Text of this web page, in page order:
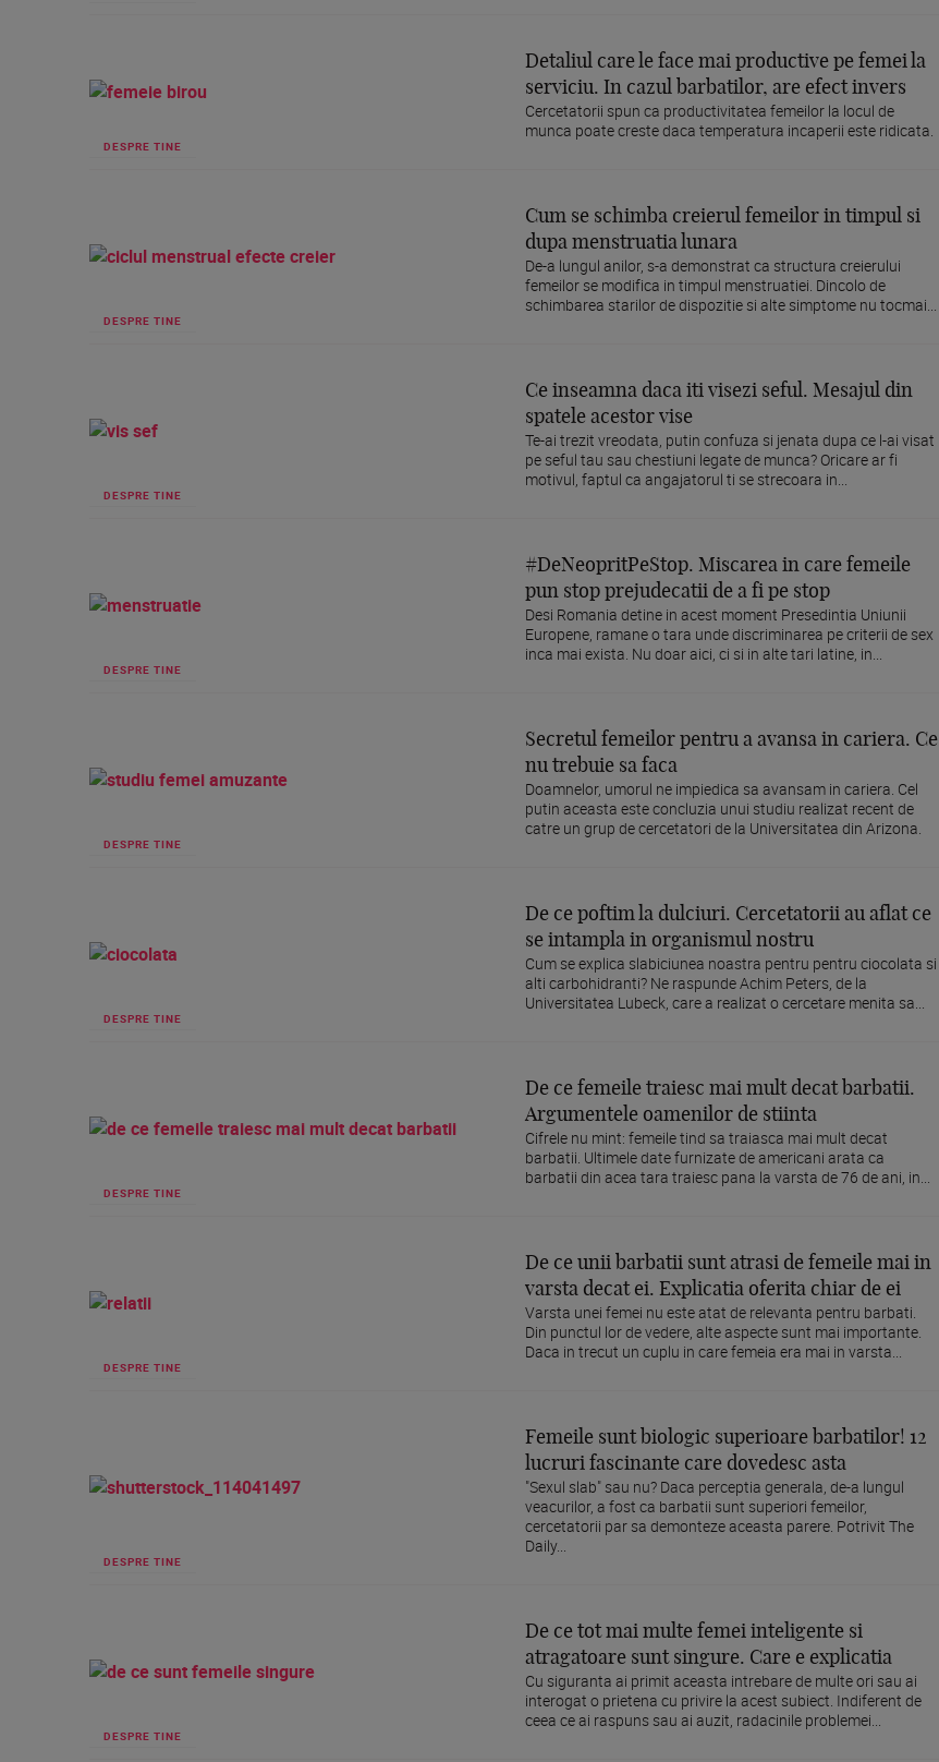
DESPRE TINE
Detaliul care le face mai productive pe femei la
serviciu. In cazul barbatilor, are efect invers
Cercetatorii spun ca productivitatea femeilor la locul de
munca poate creste daca temperatura incaperii este ridicata.
DESPRE TINE
Cum se schimba creierul femeilor in timpul si
dupa menstruatia lunara
De-a lungul anilor, s-a demonstrat ca structura creierului
femeilor se modifica in timpul menstruatiei. Dincolo de
schimbarea starilor de dispozitie si alte simptome nu tocmai...
DESPRE TINE
Ce inseamna daca iti visezi seful. Mesajul din
spatele acestor vise
Te-ai trezit vreodata, putin confuza si jenata dupa ce l-ai visat
pe seful tau sau chestiuni legate de munca? Oricare ar fi
motivul, faptul ca angajatorul ti se strecoara in...
DESPRE TINE
#DeNeopritPeStop. Miscarea in care femeile
pun stop prejudecatii de a fi pe stop
Desi Romania detine in acest moment Presedintia Uniunii
Europene, ramane o tara unde discriminarea pe criterii de sex
inca mai exista. Nu doar aici, ci si in alte tari latine, in...
DESPRE TINE
Secretul femeilor pentru a avansa in cariera. Ce
nu trebuie sa faca
Doamnelor, umorul ne impiedica sa avansam in cariera. Cel
putin aceasta este concluzia unui studiu realizat recent de
catre un grup de cercetatori de la Universitatea din Arizona.
DESPRE TINE
De ce poftim la dulciuri. Cercetatorii au aflat ce
se intampla in organismul nostru
Cum se explica slabiciunea noastra pentru pentru ciocolata si
alti carbohidranti? Ne raspunde Achim Peters, de la
Universitatea Lubeck, care a realizat o cercetare menita sa...
DESPRE TINE
De ce femeile traiesc mai mult decat barbatii.
Argumentele oamenilor de stiinta
Cifrele nu mint: femeile tind sa traiasca mai mult decat
barbatii. Ultimele date furnizate de americani arata ca
barbatii din acea tara traiesc pana la varsta de 76 de ani, in...
DESPRE TINE
De ce unii barbatii sunt atrasi de femeile mai in
varsta decat ei. Explicatia oferita chiar de ei
Varsta unei femei nu este atat de relevanta pentru barbati.
Din punctul lor de vedere, alte aspecte sunt mai importante.
Daca in trecut un cuplu in care femeia era mai in varsta...
DESPRE TINE
Femeile sunt biologic superioare barbatilor! 12
lucruri fascinante care dovedesc asta
"Sexul slab" sau nu? Daca perceptia generala, de-a lungul
veacurilor, a fost ca barbatii sunt superiori femeilor,
cercetatorii par sa demonteze aceasta parere. Potrivit The
Daily...
DESPRE TINE
De ce tot mai multe femei inteligente si
atragatoare sunt singure. Care e explicatia
Cu siguranta ai primit aceasta intrebare de multe ori sau ai
interogat o prietena cu privire la acest subiect. Indiferent de
ceea ce ai raspuns sau ai auzit, radacinile problemei...